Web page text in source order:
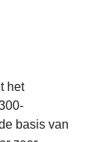
het
basis van